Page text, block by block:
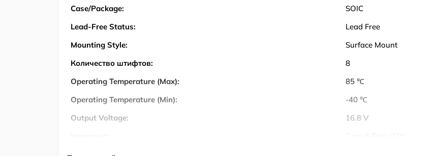
Case/Package:
SOIC
Lead-Free Status:
Lead Free
Mounting Style:
Surface Mount
Количество штифтов:
8
Operating Temperature (Max):
85 ℃
Operating Temperature (Min):
-40 ℃
Output Voltage:
16.8 V